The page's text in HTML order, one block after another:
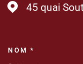
45 quai
NOM *